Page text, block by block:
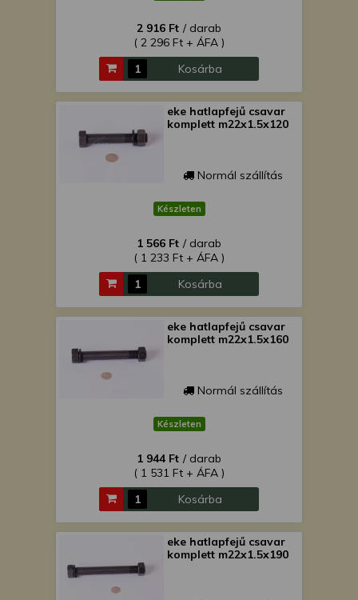
2 916 Ft / darab
( 2 296 Ft + ÁFA )
Kosárba
eke hatlapfejű csavar
komplett m22x1.5x120
Normál szállítás
Készleten
1 566 Ft / darab
( 1 233 Ft + ÁFA )
Kosárba
eke hatlapfejű csavar
komplett m22x1.5x160
Normál szállítás
Készleten
1 944 Ft / darab
( 1 531 Ft + ÁFA )
Kosárba
eke hatlapfejű csavar
komplett m22x1.5x190